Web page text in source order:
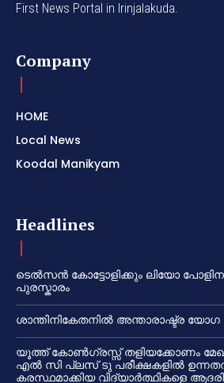
First News Portal in Irinjalakuda.
Company
HOME
Local News
Koodal Manikyam
Headlines
ടെൽസൻ കോട്ടോളിക്കും ലിയോ
പുരസ്കാരം
ശാന്തിനികേതനിൽ അന്താരാഷ്ട്ര യോഗ
യൂത്ത് കോൺഗ്രസ്സ് തളിയക്കോണം
എൽ സി പ്ലസ് ടു പരീക്ഷകളിൽ
കരസ്ഥമാക്കിയ വിദ്യാർത്ഥികളെ